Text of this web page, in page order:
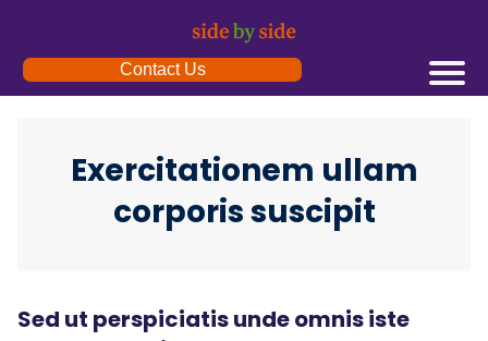
Contact Us
Exercitationem ullam
corporis suscipit
Sed ut perspiciatis unde omnis iste